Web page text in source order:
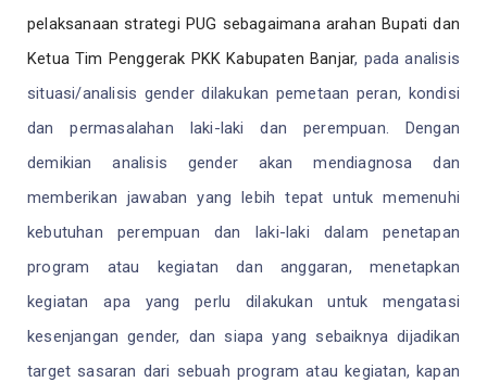
pelaksanaan strategi PUG sebagaimana arahan Bupati dan
Ketua Tim Penggerak PKK Kabupaten Banjar, pada analisis
situasi/analisis gender dilakukan pemetaan peran, kondisi
dan permasalahan laki-laki dan perempuan. Dengan
demikian analisis gender akan mendiagnosa dan
memberikan jawaban yang lebih tepat untuk memenuhi
kebutuhan perempuan dan laki-laki dalam penetapan
program atau kegiatan dan anggaran, menetapkan
kegiatan apa yang perlu dilakukan untuk mengatasi
kesenjangan gender, dan siapa yang sebaiknya dijadikan
target sasaran dari sebuah program atau kegiatan, kapan